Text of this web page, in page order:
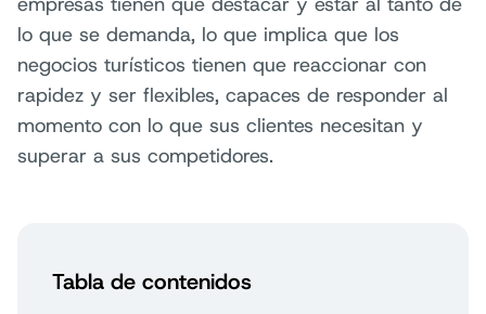
lo que se demanda, lo que implica que los
negocios turísticos tienen que reaccionar con
rapidez y ser flexibles, capaces de responder al
momento con lo que sus clientes necesitan y
superar a sus competidores.
Tabla de contenidos